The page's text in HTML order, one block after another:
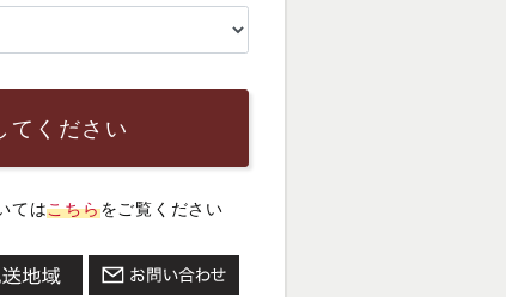
てください
てはこちらをご覧ください